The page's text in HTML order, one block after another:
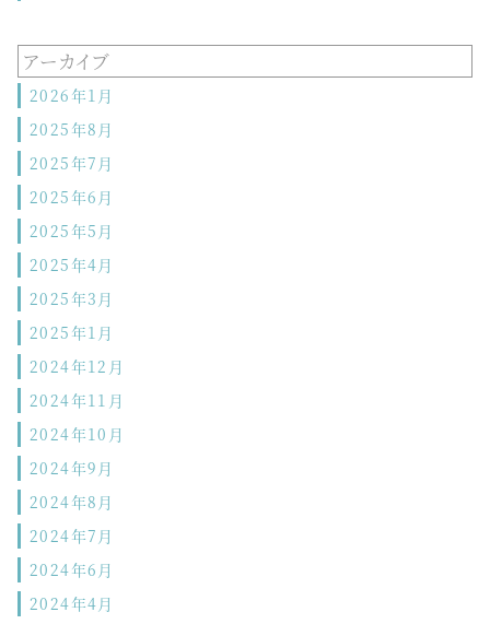
アーカイブ
2026年1月
2025年8月
2025年7月
2025年6月
2025年5月
2025年4月
2025年3月
2025年1月
2024年12月
2024年11月
2024年10月
2024年9月
2024年8月
2024年7月
2024年6月
2024年4月